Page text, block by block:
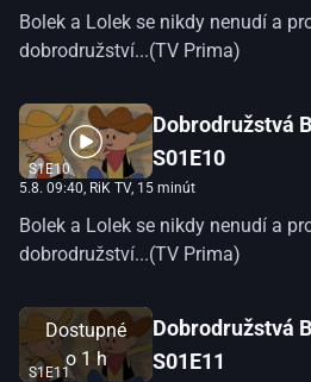
Bolek a Lolek se nikdy nenudí a
dobrodružství...(TV Prima)
S1E10
Dobrodružstvá
S01E10
5.8. 09:40, RiK TV, 15 minút
Bolek a Lolek se nikdy nenudí a
dobrodružství...(TV Prima)
Dostupné
o 1 h
S1E11
Dobrodružstvá
S01E11